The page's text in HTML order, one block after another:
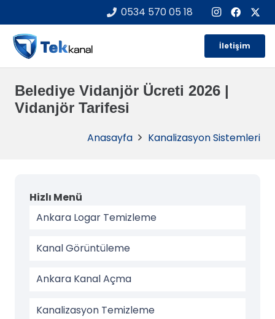
0534 570 05 18
İletişim
Belediye Vidanjör Ücreti 2026 |
Vidanjör Tarifesi
Anasayfa Kanalizasyon Sistemleri
Hizlı Menü
Ankara Logar Temizleme
Kanal Görüntüleme
Ankara Kanal Açma
Kanalizasyon Temizleme